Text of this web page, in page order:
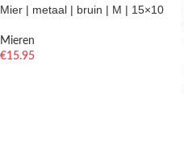
Mier | metaal | bruin | M | 15×10
Mieren
€15.95